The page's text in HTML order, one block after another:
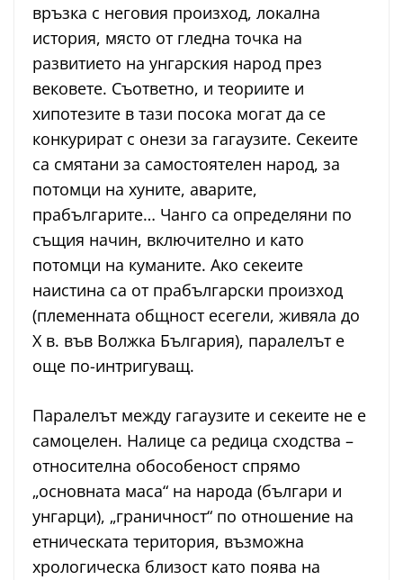
връзка с неговия произход, локална
история, място от гледна точка на
развитието на унгарския народ през
вековете. Съответно, и теориите и
хипотезите в тази посока могат да се
конкурират с онези за гагаузите. Секеите
са смятани за самостоятелен народ, за
потомци на хуните, аварите,
прабългарите… Чанго са определяни по
същия начин, включително и като
потомци на куманите. Ако секеите
наистина са от прабългарски произход
(племенната общност есегели, живяла до
Х в. във Волжка България), паралелът е
още по-интригуващ.
Паралелът между гагаузите и секeите не е
самоцелен. Налице са редица сходства –
относителна обособеност спрямо
„основната маса“ на народа (българи и
унгарци), „граничност“ по отношение на
етническата територия, възможна
хрологическа близост като поява на